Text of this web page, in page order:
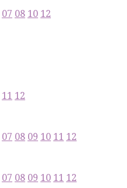
07 08 10 12
11 12
07 08 09 10 11 12
07 08 09 10 11 12